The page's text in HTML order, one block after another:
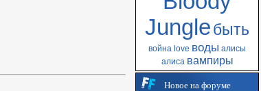
Jungleбыть
война love воды алисы
алиса вампиры
Новое на форуме